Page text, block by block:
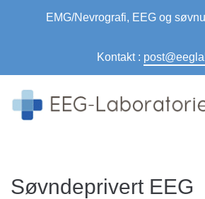
EMG/Nevrografi, EEG og
Kontakt :
Søvndeprivert EEG